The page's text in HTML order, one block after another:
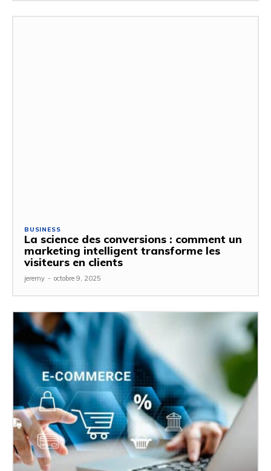
BUSINESS
La science des conversions : comment un
marketing intelligent transforme les
visiteurs en clients
jeremy - octobre 9, 2025